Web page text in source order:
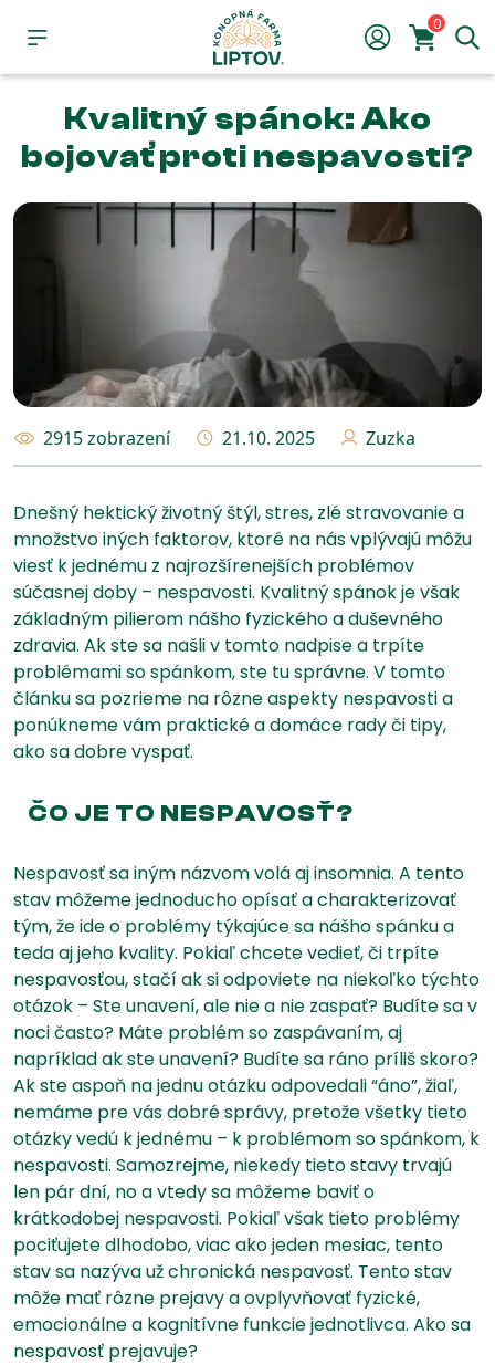
0
Kvalitný spánok: Ako
bojovať proti nespavosti?
2915 zobrazení 21.10. 2025 Zuzka
Dnešný hektický životný štýl, stres, zlé stravovanie a
množstvo iných faktorov, ktoré na nás vplývajú môžu
viesť k jednému z najrozšírenejších problémov
súčasnej doby – nespavosti. Kvalitný spánok je však
základným pilierom nášho fyzického a duševného
zdravia. Ak ste sa našli v tomto nadpise a trpíte
problémami so spánkom, ste tu správne. V tomto
článku sa pozrieme na rôzne aspekty nespavosti a
ponúkneme vám praktické a domáce rady či tipy,
ako sa dobre vyspať.
ČO JE TO NESPAVOSŤ?
Nespavosť sa iným názvom volá aj insomnia. A tento
stav môžeme jednoducho opísať a charakterizovať
tým, že ide o problémy týkajúce sa nášho spánku a
teda aj jeho kvality. Pokiaľ chcete vedieť, či trpíte
nespavosťou, stačí ak si odpoviete na niekoľko týchto
otázok – Ste unavení, ale nie a nie zaspať? Budíte sa v
noci často? Máte problém so zaspávaním, aj
napríklad ak ste unavení? Budíte sa ráno príliš skoro?
Ak ste aspoň na jednu otázku odpovedali “áno”, žiaľ,
nemáme pre vás dobré správy, pretože všetky tieto
otázky vedú k jednému – k problémom so spánkom, k
nespavosti. Samozrejme, niekedy tieto stavy trvajú
len pár dní, no a vtedy sa môžeme baviť o
krátkodobej nespavosti. Pokiaľ však tieto problémy
pociťujete dlhodobo, viac ako jeden mesiac, tento
stav sa nazýva už chronická nespavosť. Tento stav
môže mať rôzne prejavy a ovplyvňovať fyzické,
emocionálne a kognitívne funkcie jednotlivca. Ako sa
nespavosť prejavuje?